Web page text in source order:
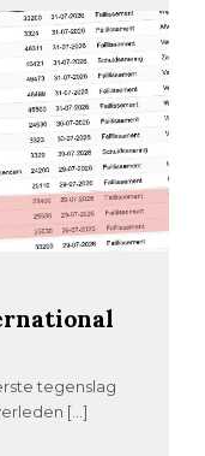
tegenslag
[…]